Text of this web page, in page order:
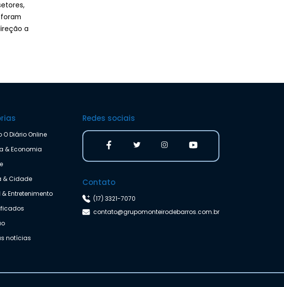
a
O Diário Online
& Economia
& Cidade
Entretenimento
notícias
Redes sociais
Contato
(17) 3321-7070
contato@grupomonteirodebarros.com.br